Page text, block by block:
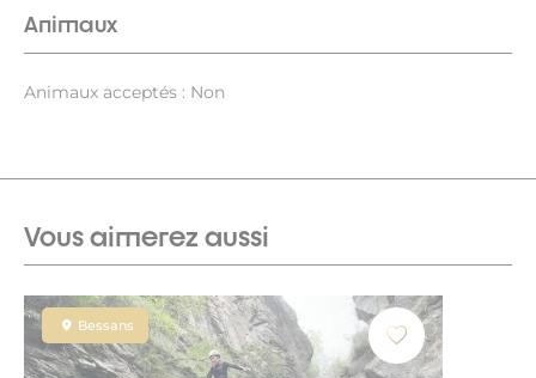
Animaux
Animaux acceptés : Non
Vous aimerez aussi
Bessans